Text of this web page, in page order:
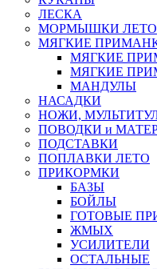
ЛЕСКА
МОРМЫШКИ ЛЕТО
МЯГКИЕ
МЯГКИЕ
МЯГКИЕ
МАНДУЛЫ
НАСАДКИ
НОЖИ,
ПОВОДКИ и
ПОДСТАВКИ
ПОПЛАВКИ ЛЕТО
ПРИКОРМКИ
БАЗЫ
БОЙЛЫ
ГОТОВЫЕ
ЖМЫХ
УСИЛИТЕЛИ
ОСТАЛЬНЫЕ